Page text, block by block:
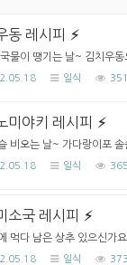
동 레시피
물이 땡기는 날~ 김치우
일식 351
미야키 레시피
비오는 날~ 가다랑이포
일식 365
소국 레시피
먹다 남은 상추 있으신가
일식 373